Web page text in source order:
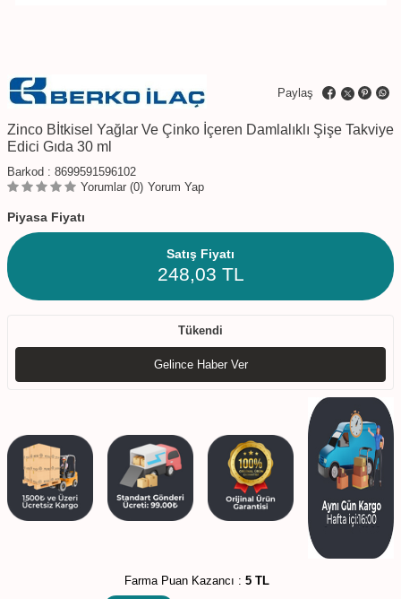
Paylaş
Zinco Bİtkisel Yağlar Ve Çinko İçeren Damlalıklı Şişe Takviye
Edici Gıda 30 ml
Barkod : 8699591596102
Yorumlar (0) Yorum Yap
Piyasa Fiyatı
Satış Fiyatı
248,03 TL
Tükendi
Gelince Haber Ver
Farma Puan Kazancı : 5 TL